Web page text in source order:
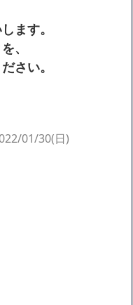
ます。
、
さい。
01/30(日)